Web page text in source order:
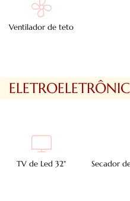
Ventilador de teto
TV de Led 32" Secador